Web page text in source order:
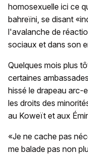
homosexuelle ici ce
bahreïni, se disant
l'avalanche de
sociaux et dans son
Quelques mois plus
certaines
hissé le drapeau arc-
les droits des
au Koweït et aux
«Je ne cache pas
me balade pas non